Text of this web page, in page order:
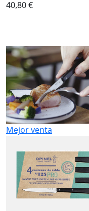
40,80 €
Mejor venta